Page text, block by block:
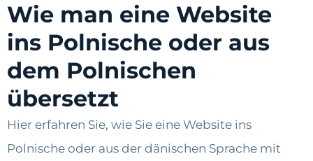
Wie man eine Website
ins Polnische oder aus
dem Polnischen
übersetzt
Hier erfahren Sie, wie Sie eine Website ins
Polnische oder aus der dänischen Sprache mit